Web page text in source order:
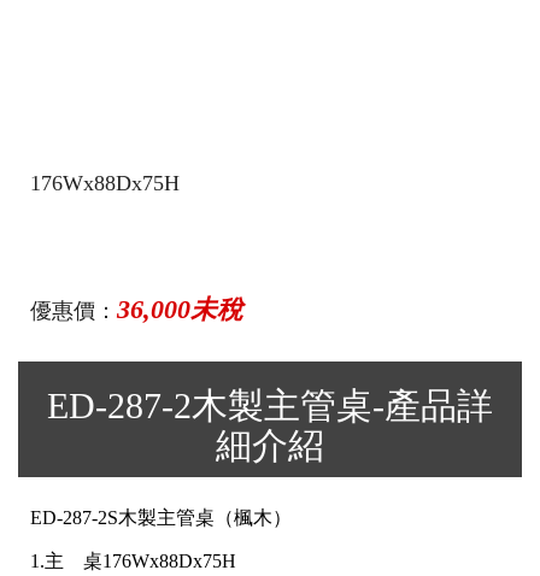
176Wx88Dx75H
優惠價： 36,000未稅
ED-287-2木製主管桌-產品詳
細介紹
ED-287-2S木製主管桌（楓木）
1.主 桌176Wx88Dx75H